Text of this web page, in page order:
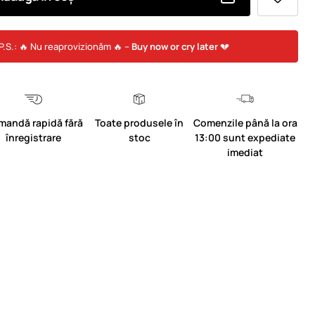
🔥 Nu reaprovizionăm 🔥 – Buy now or cry later💔
rapidă fără
înregistrare
Toate produsele în
stoc
Comenzile până la ora
13:00 sunt expediate
imediat